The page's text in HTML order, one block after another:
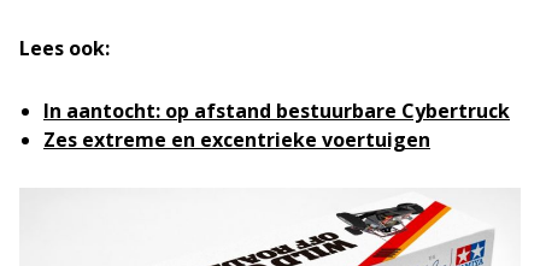
Lees ook:
In aantocht: op afstand bestuurbare Cybertruck
Zes extreme en excentrieke voertuigen